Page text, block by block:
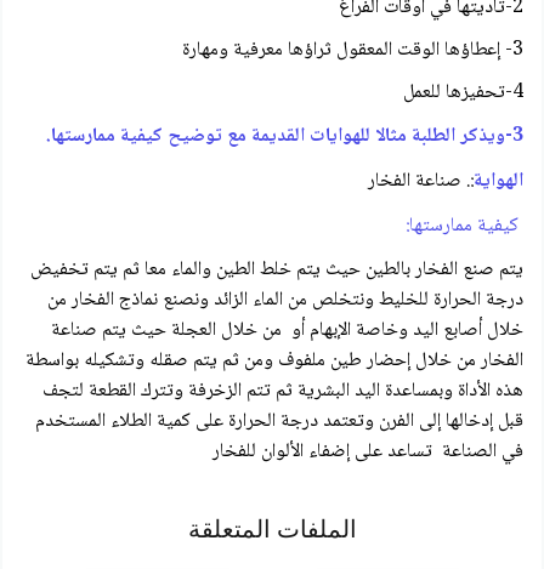
2-تأديتها في أوقات الفراغ
3- إعطاؤها الوقت المعقول ثراؤها معرفية ومهارة
4-تحفيزها للعمل
3-ويذكر الطلبة مثالا للهوايات القديمة مع توضيح كيفية ممارستها.
الهواية:. صناعة الفخار
كيفية ممارستها:
يتم صنع الفخار بالطين حيث يتم خلط الطين والماء معا ثم يتم تخفيض
درجة الحرارة للخليط ونتخلص من الماء الزائد ونصنع نماذج الفخار من
خلال أصابع اليد وخاصة الإبهام أو من خلال العجلة حيث يتم صناعة
الفخار من خلال إحضار طين ملفوف ومن ثم يتم صقله وتشكيله بواسطة
هذه الأداة وبمساعدة اليد البشرية ثم تتم الزخرفة وتترك القطعة لتجف
قبل إدخالها إلى الفرن وتعتمد درجة الحرارة على كمية الطلاء المستخدم
في الصناعة تساعد على إضفاء الألوان للفخار
الملفات المتعلقة